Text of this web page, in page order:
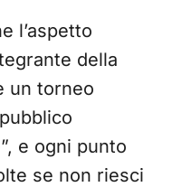
l’aspetto
della
un torneo
e ogni punto
se non riesci